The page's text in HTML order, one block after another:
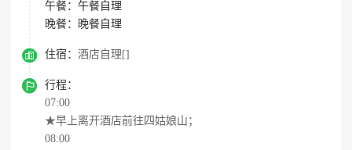
午餐： 午餐自理
晚餐：
晚餐自理
 住宿： 酒店自理[]

行程：
07:00
★早上离开酒店前往四姑娘山；
08:00